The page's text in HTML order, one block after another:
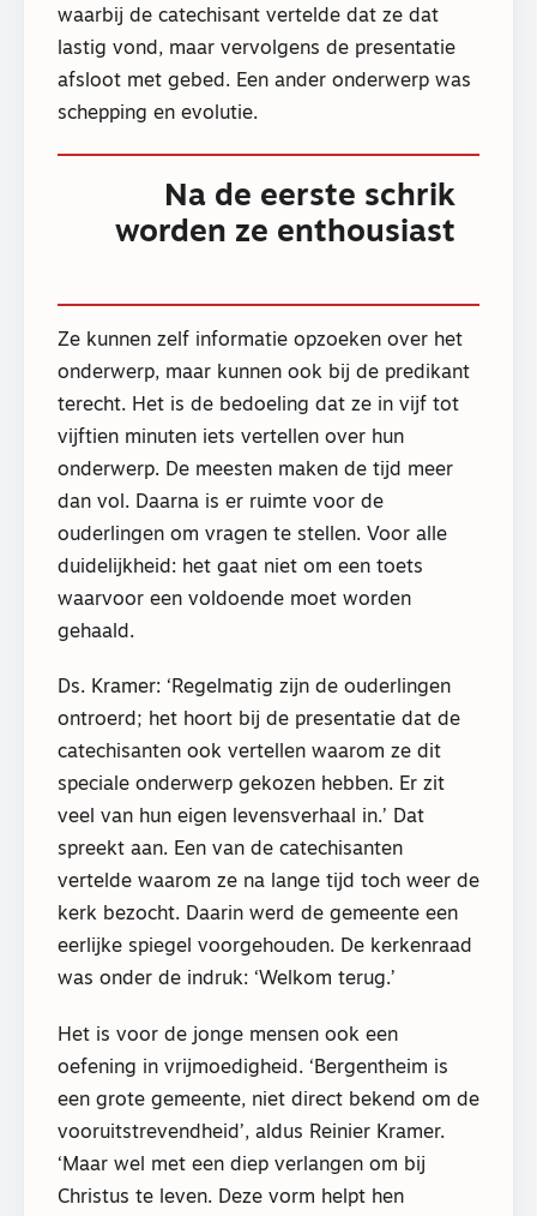
waarbij de catechisant vertelde dat ze dat
lastig vond, maar vervolgens de presentatie
afsloot met gebed. Een ander onderwerp was
schepping en evolutie.
Na de eerste schrik
worden ze enthousiast
Ze kunnen zelf informatie opzoeken over het
onderwerp, maar kunnen ook bij de predikant
terecht. Het is de bedoeling dat ze in vijf tot
vijftien minuten iets vertellen over hun
onderwerp. De meesten maken de tijd meer
dan vol. Daarna is er ruimte voor de
ouderlingen om vragen te stellen. Voor alle
duidelijkheid: het gaat niet om een toets
waarvoor een voldoende moet worden
gehaald.
Ds. Kramer: ‘Regelmatig zijn de ouderlingen
ontroerd; het hoort bij de presentatie dat de
catechisanten ook vertellen waarom ze dit
speciale onderwerp gekozen hebben. Er zit
veel van hun eigen levensverhaal in.’ Dat
spreekt aan. Een van de catechisanten
vertelde waarom ze na lange tijd toch weer de
kerk bezocht. Daarin werd de gemeente een
eerlijke spiegel voorgehouden. De kerkenraad
was onder de indruk: ‘Welkom terug.’
Het is voor de jonge mensen ook een
oefening in vrijmoedigheid. ‘Bergentheim is
een grote gemeente, niet direct bekend om de
vooruitstrevendheid’, aldus Reinier Kramer.
‘Maar wel met een diep verlangen om bij
Christus te leven. Deze vorm helpt hen